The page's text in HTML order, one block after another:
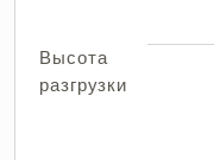
Высота
разгрузки